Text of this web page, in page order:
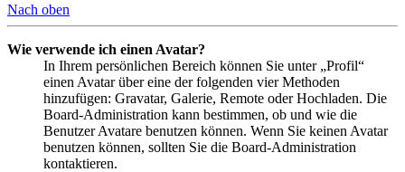
Nach oben
Wie verwende ich einen Avatar?
In Ihrem persönlichen Bereich können Sie unter „Profil“
einen Avatar über eine der folgenden vier Methoden
hinzufügen: Gravatar, Galerie, Remote oder Hochladen. Die
Board-Administration kann bestimmen, ob und wie die
Benutzer Avatare benutzen können. Wenn Sie keinen Avatar
benutzen können, sollten Sie die Board-Administration
kontaktieren.